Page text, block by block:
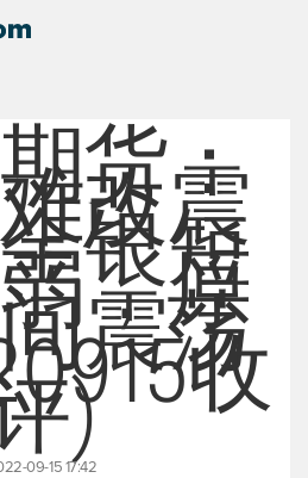
货：
改震
银短
，原
震荡
收
)
09-15 17:42